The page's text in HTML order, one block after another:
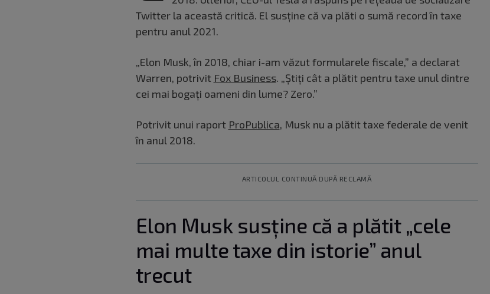
Twitter la această critică. El susține că va plăti o sumă record în taxe
pentru anul 2021.
„Elon Musk, în 2018, chiar i-am văzut formularele fiscale,” a declarat
Warren, potrivit Fox Business. „Știți cât a plătit pentru taxe unul dintre
cei mai bogați oameni din lume? Zero.”
Potrivit unui raport ProPublica, Musk nu a plătit taxe federale de venit
în anul 2018.
ARTICOLUL CONTINUĂ DUPĂ RECLAMĂ
Elon Musk susține că a plătit „cele
mai multe taxe din istorie” anul
trecut